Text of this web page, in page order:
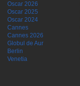
Oscar 2026
Oscar 2025
Oscar 2024
Cannes
Cannes 2026
Globul de Aur
Berlin
Venetia